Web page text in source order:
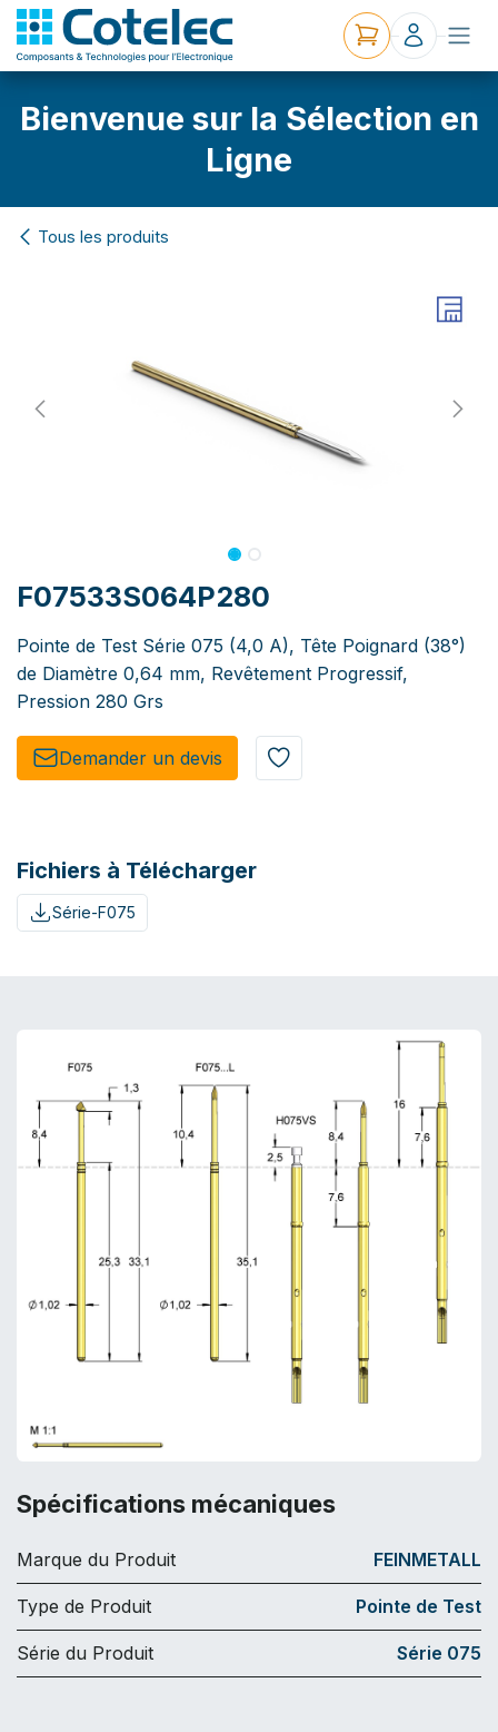
Bienvenue sur la Sélection en
Ligne
Tous les produits
F07533S064P280
Pointe de Test Série 075 (4,0 A), Tête Poignard (38°)
de Diamètre 0,64 mm, Revêtement Progressif,
Pression 280 Grs
Demander un de​​vis​​
Fichiers à Télécharger
Série-F075
Spécifications mécaniques
Marque du Produit FEINMETALL
Type de Produit Pointe de Test
Série du Produit Série 075